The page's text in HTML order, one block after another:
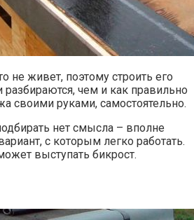
не живет, поэтому строить его
чем и как правильно
своими руками, самостоятельно.
нет смысла – вполне
с которым легко работать.
выступать бикрост.